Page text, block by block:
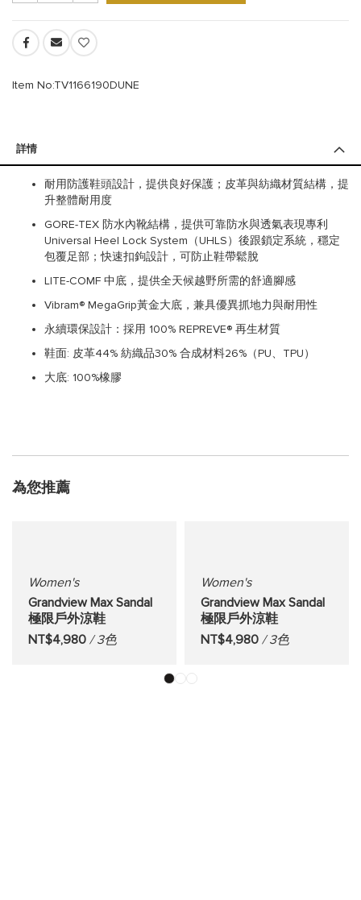
Item No:TV1166190DUNE
詳情
耐用防護鞋頭設計，提供良好保護；皮革與紡織材質結構，提
升整體耐用度
GORE-TEX 防水內靴結構，提供可靠防水與透氣表現專利
Universal Heel Lock System（UHLS）後跟鎖定系統，穩定
包覆足部；快速扣鉤設計，可防止鞋帶鬆脫
LITE-COMF 中底，提供全天候越野所需的舒適腳感
Vibram® MegaGrip黃金大底，兼具優異抓地力與耐用性
永續環保設計：採用 100% REPREVE® 再生材質
鞋面: 皮革44% 紡織品30% 合成材料26%（PU、TPU）
大底: 100%橡膠
為您推薦
Women's
Grandview Max Sandal
極限戶外涼鞋
NT$4,980 / 3色
Women's
Grandview Max Sandal
極限戶外涼鞋
NT$4,980 / 3色